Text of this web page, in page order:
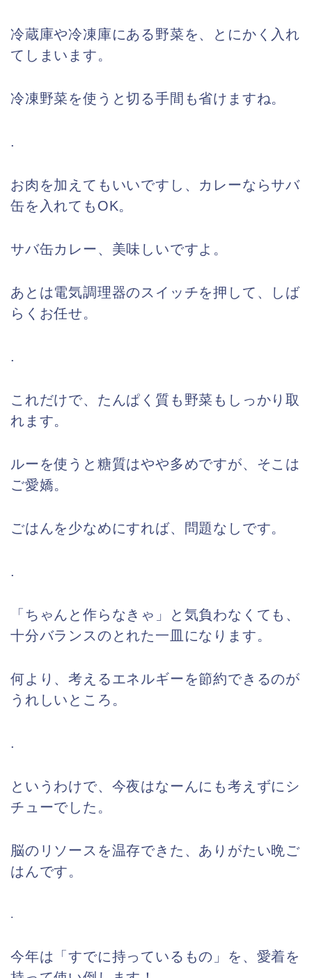
冷蔵庫や冷凍庫にある野菜を、とにかく入れ
てしまいます。
冷凍野菜を使うと切る手間も省けますね。
.
お肉を加えてもいいですし、カレーならサバ
缶を入れてもOK。
サバ缶カレー、美味しいですよ。
あとは電気調理器のスイッチを押して、しば
らくお任せ。
.
これだけで、たんぱく質も野菜もしっかり取
れます。
ルーを使うと糖質はやや多めですが、そこは
ご愛嬌。
ごはんを少なめにすれば、問題なしです。
.
「ちゃんと作らなきゃ」と気負わなくても、
十分バランスのとれた一皿になります。
何より、考えるエネルギーを節約できるのが
うれしいところ。
.
というわけで、今夜はなーんにも考えずにシ
チューでした。
脳のリソースを温存できた、ありがたい晩ご
はんです。
.
今年は「すでに持っているもの」を、愛着を